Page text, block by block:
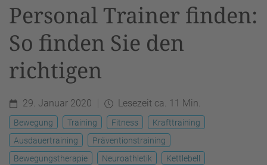
Personal Trainer finden:
So finden Sie den
richtigen
29. Januar 2020 Lesezeit ca. 11 Min.
Bewegung Training Fitness
Krafttraining
Ausdauertraining
Präventionstraining
Bewegungstherapie
Neuroathletik
Kettlebell